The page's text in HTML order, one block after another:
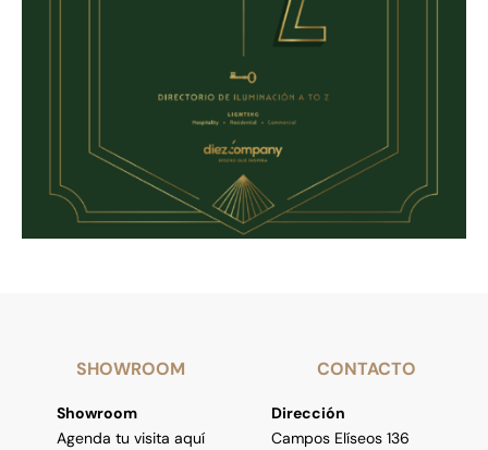
SHOWROOM
Showroom
Agenda tu visita aquí
CONTACTO
Dirección
Campos Elíseos 136